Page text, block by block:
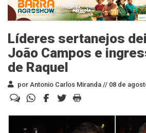
Líderes sertanejos
João Campos e
de Raquel
por Antonio Carlos Miranda // 08 de